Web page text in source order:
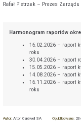
Rafał Pietrzak – Prezes Zarządu
Harmonogram raportów
16.02.2026 – raport
roku
30.04.2026 – raport
15.05.2026 – raport
14.08.2026 – raport
16.11.2026 – raport
roku
Autor:Aiton Caldwell SA Opublikowane: 23